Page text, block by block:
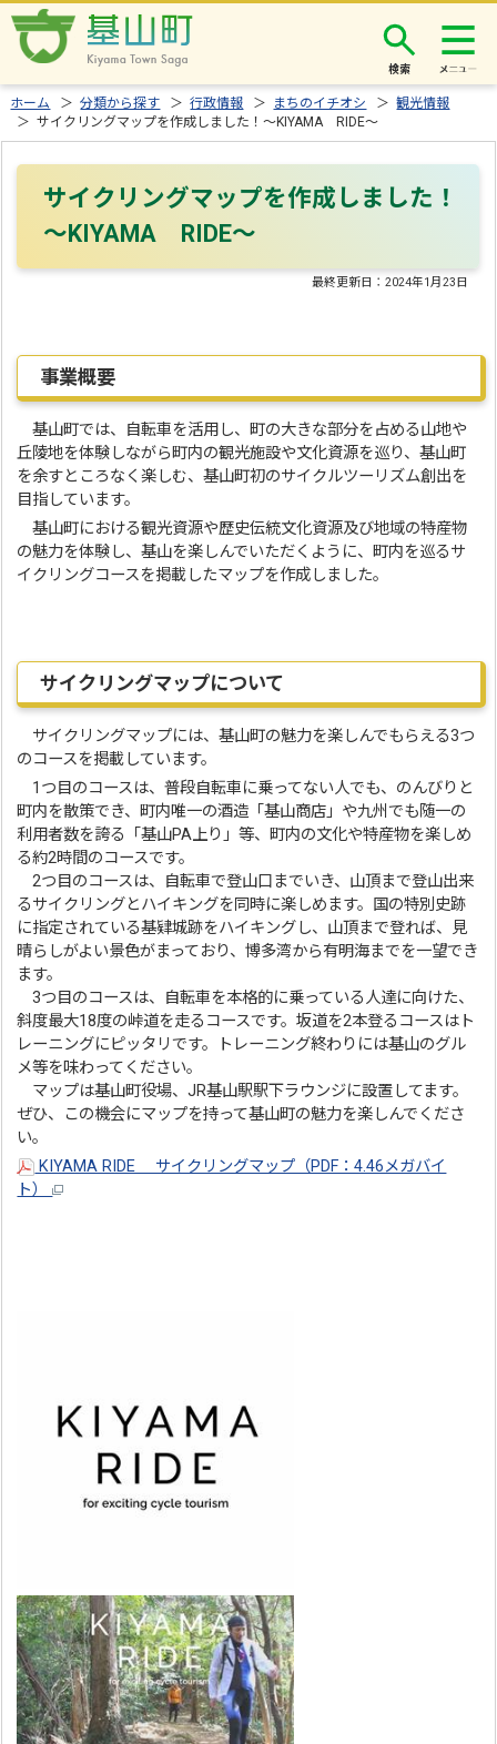
検索
ホーム ＞分類から探す ＞行政情報 ＞ まちのイチオシ ＞観光情報
＞ サイクリングマップを作成しました！～KIYAMA RIDE～
サイクリングマップを作成しました！
～KIYAMA RIDE～
最終更新日：2024年1月23日
事業概要
基山町では、自転車を活用し、町の大きな部分を占める山地や
丘陵地を体験しながら町内の観光施設や文化資源を巡り、基山町
を余すところなく楽しむ、基山町初のサイクルツーリズム創出を
目指しています。
基山町における観光資源や歴史伝統文化資源及び地域の特産物
の魅力を体験し、基山を楽しんでいただくように、町内を巡るサ
イクリングコースを掲載したマップを作成しました。
サイクリングマップについて
サイクリングマップには、基山町の魅力を楽しんでもらえる3つ
のコースを掲載しています。
1つ目のコースは、普段自転車に乗ってない人でも、のんびりと
町内を散策でき、町内唯一の酒造「基山商店」や九州でも随一の
利用者数を誇る「基山PA上り」等、町内の文化や特産物を楽しめ
る約2時間のコースです。
2つ目のコースは、自転車で登山口までいき、山頂まで登山出来
るサイクリングとハイキングを同時に楽しめます。国の特別史跡
に指定されている基肄城跡をハイキングし、山頂まで登れば、見
晴らしがよい景色がまっており、博多湾から有明海までを一望でき
ます。
3つ目のコースは、自転車を本格的に乗っている人達に向けた、
斜度最大18度の峠道を走るコースです。坂道を2本登るコースはト
レーニングにピッタリです。トレーニング終わりには基山のグル
メ等を味わってください。
マップは基山町役場、JR基山駅駅下ラウンジに設置してます。
ぜひ、この機会にマップを持って基山町の魅力を楽しんでくださ
い。
KIYAMA RIDE サイクリングマップ（PDF：4.46メガバイ
ト）